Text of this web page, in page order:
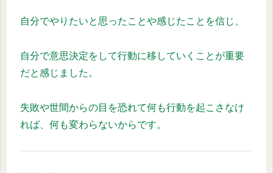
自分でやりたいと思ったことや感じたことを信じ、
自分で意思決定をして行動に移していくことが重要
だと感じました。
失敗や世間からの目を恐れて何も行動を起こさなけ
れば、何も変わらないからです。